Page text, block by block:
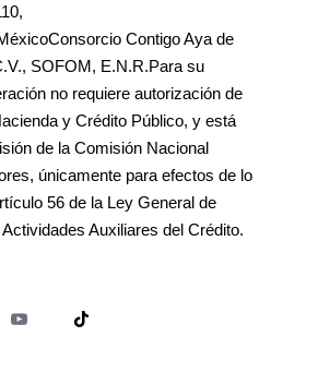
Contigo Aya de
SOFOM, E.N.R.Para su
no requiere autorización de
y Crédito Público, y está
de la Comisión Nacional
únicamente para efectos de lo
56 de la Ley General de
Auxiliares del Crédito.